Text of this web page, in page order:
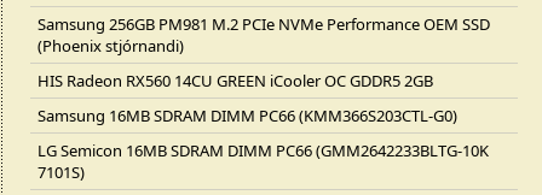
Samsung 256GB PM981 M.2 PCIe NVMe Performance OEM SSD
(Phoenix stjórnandi)
HIS Radeon RX560 14CU GREEN iCooler OC GDDR5 2GB
Samsung 16MB SDRAM DIMM PC66 (KMM366S203CTL-G0)
LG Semicon 16MB SDRAM DIMM PC66 (GMM2642233BLTG-10K
7101S)